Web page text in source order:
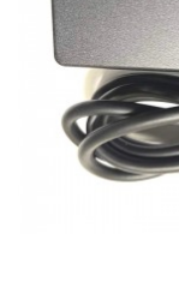
Genti Laptop
Incarcatoare laptop
Incarcatoare
Standuri și
Alte accesorii
Card reader
Coolere
Surse PC
Placi de baza
Ventilatoare
Componente